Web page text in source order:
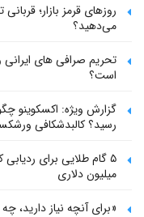
روزهای قرمز بازار؛
می‌دهید؟
تحریم صرافی های
است؟
گزارش ویژه: اکسکوینو
رسید؟ کالبدشکافی
۵ گام طلایی برای
میلیون دلاری
«برای آنچه نیاز دارید،